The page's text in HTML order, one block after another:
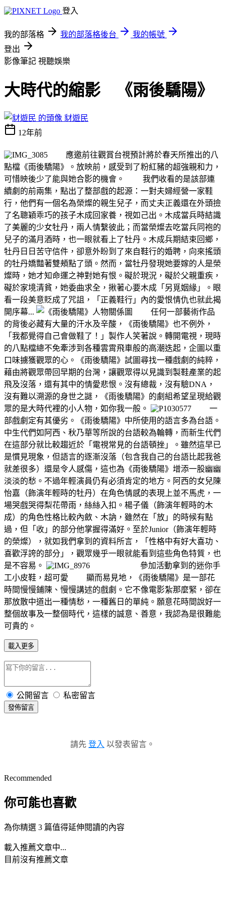
登入
我的部落格 我的部落格後台
我的帳號
登出
影像筆記 視聽娛樂
大時代的縮影 《雨後驕陽》
豺遊民
12年前
應邀前往觀賞台視預計將於春天所推出的八
點檔《雨後驕陽》。放映前，感受到了粉紅豬的超強親和力，
可惜映後少了能與她合影的機會。 我們收看的是該部連
續劇的前兩集，點出了整部戲的起源：一對夫婦經營一家鞋
行，他們有一個名為榮燦的親生兒子，而丈夫正義還在外頭撿
了名聰穎乖巧的孩子木成回家養，視如己出。木成當兵時結識
了美麗的少女牡丹，兩人情繫彼此；而當榮燦去吃當兵同袍的
兒子的滿月酒時，也一眼就看上了牡丹。木成兵期結束回鄉，
牡丹日日苦守信件，卻意外盼到了來自鞋行的婚聘，向來搖頭
的牡丹嬌豔著雙頰點了頭。然而，當牡丹發現她要嫁的人是榮
燦時，她才知命運之神對她有恨。礙於現況，礙於父親重疾，
礙於家境清貧，她委曲求全，揪著心要木成「另覓姻緣」。眼
看一段美意貶成了咒詛，「正義鞋行」內的愛恨情仇也就此揭
開序幕...
任何一部藝術作品
的背後必藏有大量的汗水及辛酸，《雨後驕陽》也不例外，
「我都覺得自己會做鞋了！」製作人笑著說。轉開電視，現時
的八點檔總不免牽涉到各種雲霄飛車般的高潮迭起，企圖以重
口味擄獲觀眾的心。《雨後驕陽》試圖尋找一種戲劇的純粹，
藉由將觀眾帶回早期的台灣，讓觀眾得以見識到製鞋產業的起
飛及沒落，還有其中的情愛悲恨。沒有總裁，沒有驗DNA，
沒有難以溯源的身世之謎，《雨後驕陽》的劇組希望呈現給觀
眾的是大時代裡的小人物，如你我一般。
一
部戲劇定有其優劣。《雨後驕陽》中所使用的語言多為台語。
中生代們如阿西、秋乃華等所說的台語較為輪轉，而新生代們
在這部分就比較趨近於「電視常見的台語頓挫」。雖然這早已
是慣見現象，但語言的逐漸沒落（包含我自己的台語比起我爸
就差很多）還是令人感傷，這也為《雨後驕陽》增添一股幽幽
淡淡的愁。不過年輕演員仍有必須肯定的地方。阿西的女兒陳
怡嘉（飾演年輕時的牡丹）在角色情感的表現上並不馬虎，一
場哭戲哭得梨花帶雨，絲絲入扣。楊子儀（飾演年輕時的木
成）的角色性格比較內斂、木訥，雖然在「放」的時候有點
過，但「收」的部分他掌握得滿好。至於Junior（飾演年輕時
的榮燦），就如我們拿到的資料所言，「性格中有好大喜功、
喜歡浮誇的部分」，觀眾幾乎一眼就能看到這些角色特質，也
是不容易。
參加活動拿到的迷你手
工小皮鞋，超可愛 顯而易見地，《雨後驕陽》是一部花
時間慢慢鋪陳、慢慢講述的戲劇。它不像電影紮那麼緊，卻在
那放散中道出一種情愁，一種舊日的單純。願意花時間說好一
整個故事及一整個時代，這樣的誠意、善意，我認為是很難能
可貴的。
載入更多
公開留言 私密留言
發佈留言
請先 登入 以發表留言。
Recommended
你可能也喜歡
為你精選 3 篇值得延伸閱讀的內容
載入推薦文章中...
目前沒有推薦文章